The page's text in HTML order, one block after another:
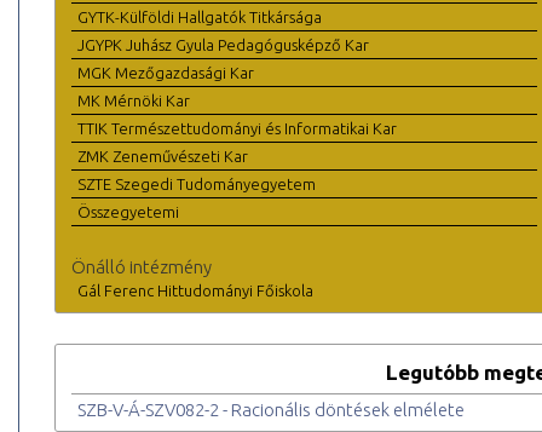
GYTK-Külföldi Hallgatók Titkársága
JGYPK Juhász Gyula Pedagógusképző Kar
MGK Mezőgazdasági Kar
MK Mérnöki Kar
TTIK Természettudományi és Informatikai Kar
ZMK Zeneművészeti Kar
SZTE Szegedi Tudományegyetem
Összegyetemi
Önálló intézmény
Gál Ferenc Hittudományi Főiskola
Legutóbb
SZB-V-Á-SZV082-2 - Racionális döntések elmélete